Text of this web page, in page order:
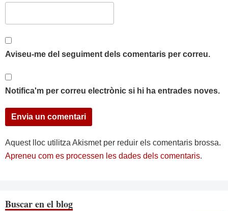
Aviseu-me del seguiment dels comentaris per correu.
Notifica'm per correu electrònic si hi ha entrades noves.
Aquest lloc utilitza Akismet per reduir els comentaris brossa.
Apreneu com es processen les dades dels comentaris.
Buscar en el blog